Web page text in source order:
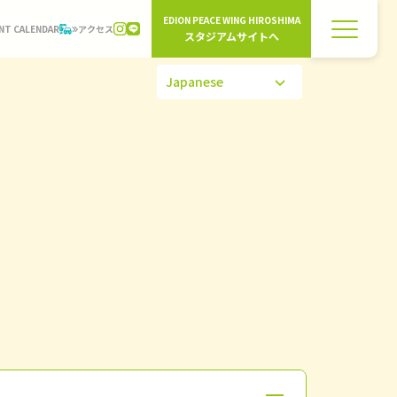
CALENDAR アクセス
EDION PEACE WING HIROSHIMA
スタジアムサイトへ